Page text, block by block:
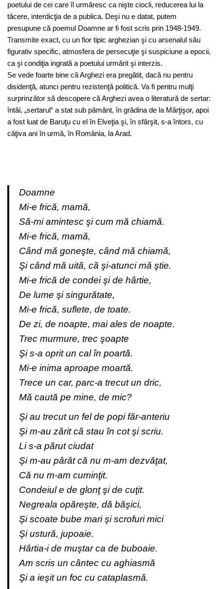
poetului de cei care îl urmăresc ca nişte ciocli, reducerea lui la
tăcere, interdicţia de a publica. Deşi nu e datat, putem
presupune că poemul Doamne ar fi fost scris prin 1948-1949.
Transmite exact, cu un fior tipic arghezian şi cu arsenalul său
figurativ specific, atmosfera de persecuţie şi suspiciune a epocii,
ca şi condiţia ingrată a poetului urmărit şi interzis.
Se vede foarte bine că Arghezi era pregătit, dacă nu pentru
disidenţă, atunci pentru rezistenţă politică. Va fi pentru mulţi
surprinzător să descopere că Arghezi avea o literatură de sertar:
întâi, „sertarul“ a stat sub pământ, în grădina de la Mărţişor, apoi
a fost luat de Baruţu cu el în Elveţia şi, în sfârşit, s-a întors, cu
câţiva ani în urmă, în România, la Arad.
Doamne
Mi-e frică, mamă,
Să-mi amintesc şi cum mă chiamă.
Mi-e frică, mamă,
Când mă goneşte, când mă chiamă,
Şi când mă uită, că şi-atunci mă ştie.
Mi-e frică de condei şi de hârtie,
De lume şi singurătate,
Mi-e frică, suflete, de toate.
De zi, de noapte, mai ales de noapte.
Trec murmure, trec şoapte
Şi s-a oprit un cal în poartă.
Mi-e inima aproape moartă.
Trece un car, parc-a trecut un dric,
Mă caută pe mine, de mic?
Şi au trecut un fel de popi făr-anteriu
Şi m-au zărit că stau în cot şi scriu.
Li s-a părut ciudat
Şi m-au pârât că nu m-am dezvăţat,
Că nu m-am cuminţit.
Condeiul e de glonţ şi de cuţit.
Negreala opăreşte, dă băşici,
Şi scoate bube mari şi scrofuri mici
Şi ustură, jupoaie.
Hârtia-i de muştar ca de buboaie.
Am scris un cântec cu aghiasmă
Şi a ieşit un foc cu cataplasmă.